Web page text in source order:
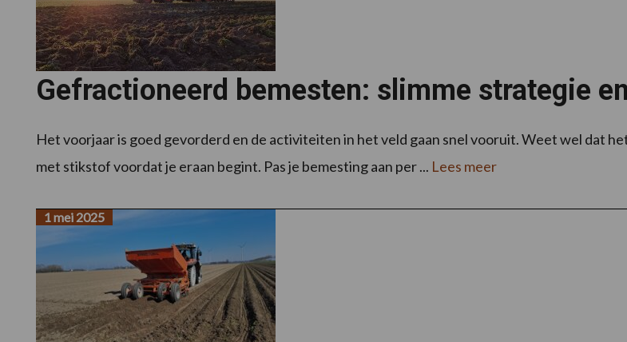
Gefractioneerd bemesten: slimme strategie
Het voorjaar is goed gevorderd en de activiteiten in het veld gaan snel vooruit. Weet wel dat
met stikstof voordat je eraan begint. Pas je bemesting aan per ... Lees meer
1 mei 2025